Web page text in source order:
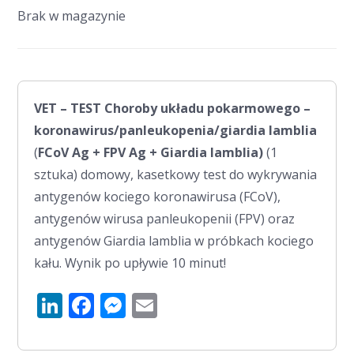
Brak w magazynie
VET – TEST Choroby układu pokarmowego –
koronawirus/panleukopenia/giardia lamblia
(FCoV Ag + FPV Ag + Giardia lamblia)(1
sztuka) domowy, kasetkowy test do wykrywania
antygenów kociego koronawirusa (FCoV),
antygenów wirusa panleukopenii (FPV) oraz
antygenów Giardia lamblia w próbkach kociego
kału. Wynik po upływie 10 minut!
LinkedIn
Facebook
Messenger